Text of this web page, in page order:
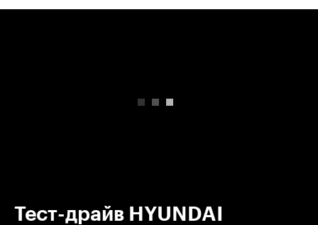
Тест-драйв HYUNDAI